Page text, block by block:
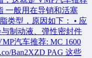
一般用在导销和活塞
类型，原因如下： • 应
与制动液、弹性密封件
汽车推荐: MC 1600
Ban2XZD PAG 这些